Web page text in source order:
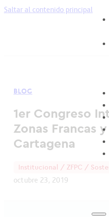
Saltar al contenido principal
BLOG
1er Congreso
Zonas Francas
Cartagena
Institucional / ZFPC /
octubre 23, 2019